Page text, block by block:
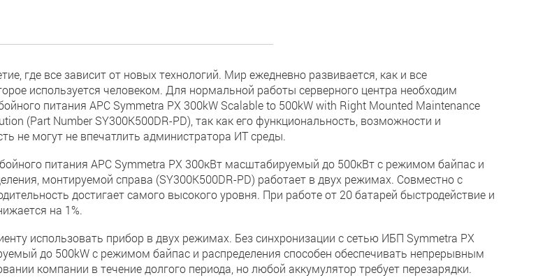
где все зависит от новых технологий. Мир ежедневно развивается, как и все
используется человеком. Для нормальной работы серверного центра необходим
питания APC Symmetra PX 300kW Scalable to 500kW with Right Mounted Maintenance
(Part Number SY300K500DR-PD), так как его функциональность, возможности и
не могут не впечатлить администратора ИТ среды.
питания APC Symmetra PX 300кВт масштабируемый до 500кВт с режимом байпас и
монтируемой справа (SY300K500DR-PD) работает в двух режимах. Совместно с
достигает самого высокого уровня. При работе от 20 батарей быстродействие и
на 1%.
использовать прибор в двух режимах. Без синхронизации с сетью ИБП Symmetra PX
до 500kW с режимом байпас и распределения способен обеспечивать непрерывным
компании в течение долгого периода, но любой аккумулятор требует перезарядки.